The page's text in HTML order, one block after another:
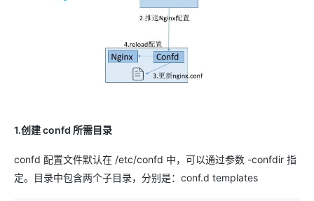
1.创建 confd 所需目录
confd 配置文件默认在 /etc/confd 中，可以通过参数 -confdir 指
定。目录中包含两个子目录，分别是：conf.d templates